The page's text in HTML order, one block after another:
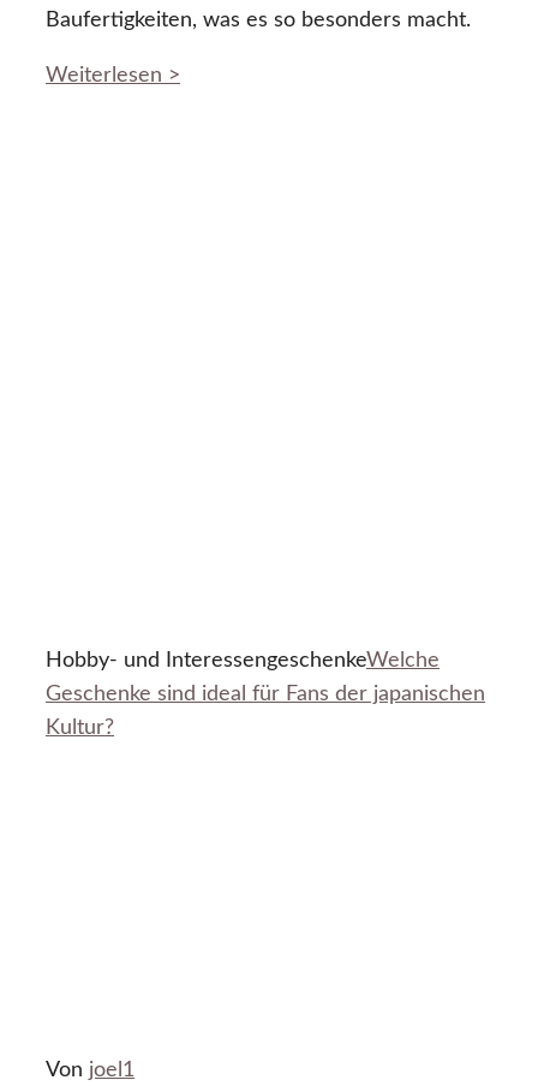
Baufertigkeiten, was es so besonders macht.
Weiterlesen >
Hobby- und InteressengeschenkeWelche
Geschenke sind ideal für Fans der japanischen
Kultur?
Von joel1